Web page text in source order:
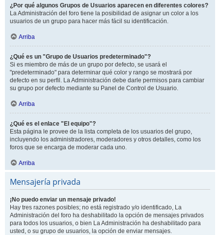
¿Por qué algunos Grupos de Usuarios aparecen en diferentes colores?
La Administración del foro tiene la posibilidad de asignar un color a los
usuarios de un grupo para hacer más fácil su identificación.
Arriba
¿Qué es un "Grupo de Usuarios predeterminado"?
Si es miembro de más de un grupo por defecto, se usará el
"predeterminado" para determinar qué color y rango se mostrará por
defecto en su perfil. La Administración debe darle permisos para cambiar
su grupo por defecto mediante su Panel de Control de Usuario.
Arriba
¿Qué es el enlace "El equipo"?
Esta página le provee de la lista completa de los usuarios del grupo,
incluyendo los administradores, moderadores y otros detalles, como los
foros que se encarga de moderar cada uno.
Arriba
Mensajería privada
¡No puedo enviar un mensaje privado!
Hay tres razones posibles; no está registrado y/o identificado, La
Administración del foro ha deshabilitado la opción de mensajes privados
para todos los usuarios, o bien La Administración ha deshabilitado para
usted, o su grupo de usuarios, la opción de enviar mensajes.